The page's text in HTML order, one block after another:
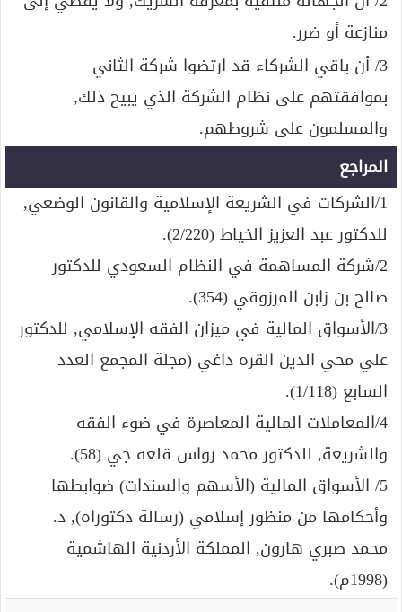
منازعة أو ضرر.
3/ أن باقي الشركاء قد ارتضوا شركة الثاني
بموافقتهم على نظام الشركة الذي يبيح ذلك,
والمسلمون على شروطهم.
المراجع
1/الشركات في الشريعة الإسلامية والقانون الوضعي,
للدكتور عبد العزيز الخياط (2/220).
2/شركة المساهمة في النظام السعودي للدكتور
صالح بن زابن المرزوقي (354).
3/الأسواق المالية في ميزان الفقه الإسلامي, للدكتور
علي محي الدين القره داغي (مجلة المجمع العدد
السابع (1/118).
4/المعاملات المالية المعاصرة في ضوء الفقه
والشريعة, للدكتور محمد رواس قلعه جي (58).
5/ الأسواق المالية (الأسهم والسندات) ضوابطها
وأحكامها من منظور إسلامي (رسالة دكتوراه), د.
محمد صبري هارون, المملكة الأردنية الهاشمية
(1998م).